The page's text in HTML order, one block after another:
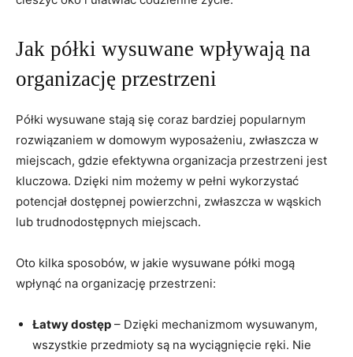
Jak półki wysuwane ​wpływają na
organizację przestrzeni
Półki wysuwane stają się⁣ coraz bardziej popularnym
rozwiązaniem w domowym wyposażeniu, zwłaszcza w
miejscach, gdzie efektywna‌ organizacja ⁤przestrzeni‍ jest
kluczowa. Dzięki nim możemy w pełni wykorzystać‍
potencjał dostępnej powierzchni, zwłaszcza w wąskich
lub trudnodostępnych miejscach.
Oto kilka sposobów, w jakie wysuwane⁢ półki mogą
wpłynąć ‍na organizację‌ przestrzeni:
Łatwy dostęp – Dzięki mechanizmom ‌wysuwanym,
wszystkie przedmioty⁢ są na wyciągnięcie​ ręki. Nie